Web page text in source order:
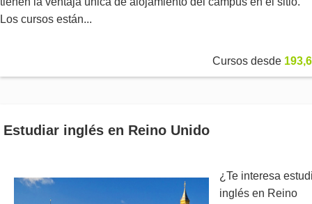
Los cursos están...
Cursos desde
Estudiar inglés en Reino Unido
¿Te interesa
inglés en Reino